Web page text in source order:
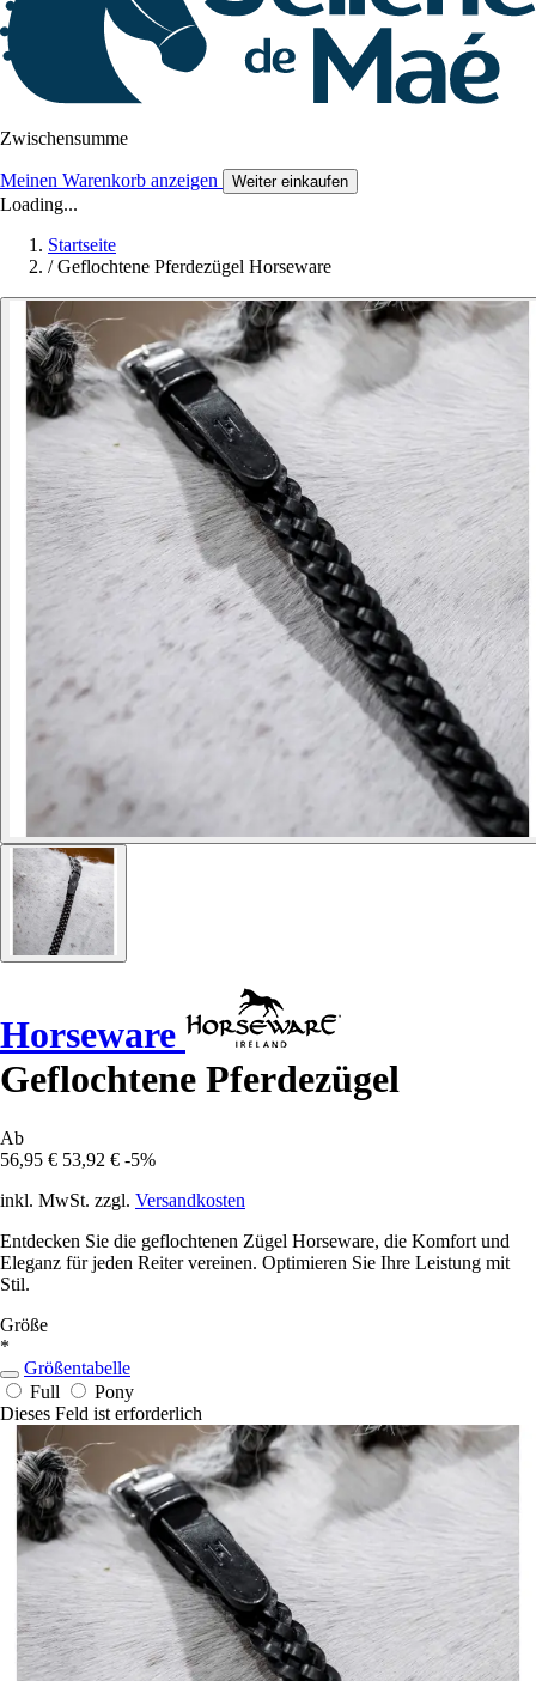
Zwischensumme
Meinen Warenkorb anzeigen Weiter einkaufen
Loading...
Startseite
/ Geflochtene Pferdezügel Horseware
Horseware
Geflochtene Pferdezügel
Ab
56,95 € 53,92 € -5%
inkl. MwSt. zzgl. Versandkosten
Entdecken Sie die geflochtenen Zügel Horseware, die Komfort und
Eleganz für jeden Reiter vereinen. Optimieren Sie Ihre Leistung mit
Stil.
Größe
*
Größentabelle
Full
Pony
Dieses Feld ist erforderlich